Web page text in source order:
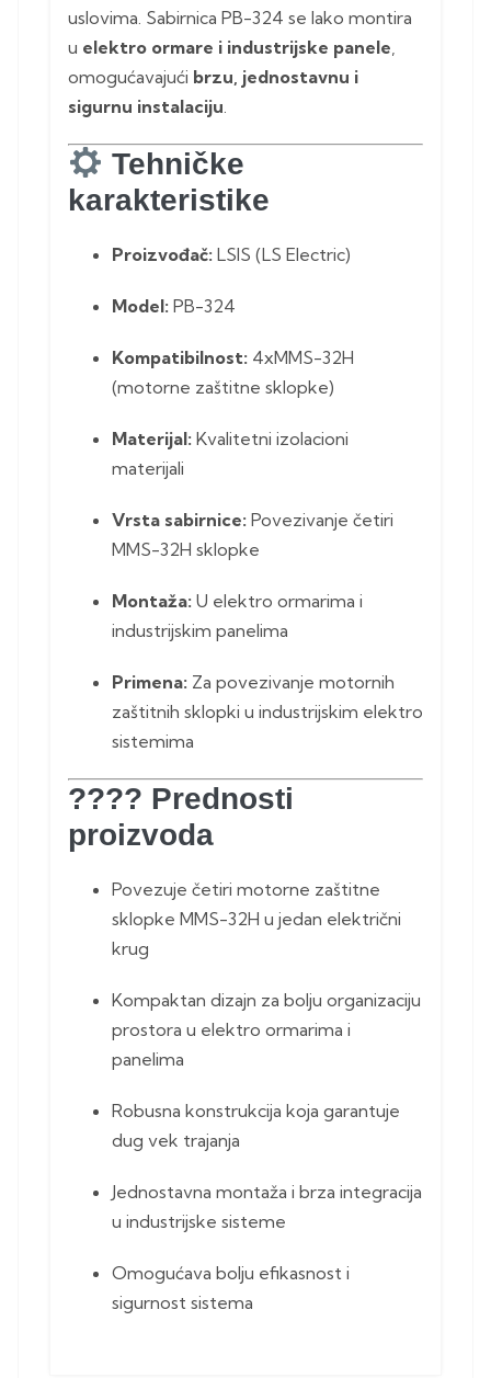
uslovima. Sabirnica PB-324 se lako montira
u elektro ormare i industrijske panele
omogućavajući brzu, jednostavnu i
sigurnu instalaciju
Tehničke
karakteristike
Proizvođač: LSIS (LS Electric)
Model: PB-324
Kompatibilnost: 4xMMS-32H
(motorne zaštitne sklopke)
Materijal: Kvalitetni izolacioni
materijali
Vrsta sabirnice: Povezivanje četiri
MMS-32H sklopke
Montaža: U elektro ormarima i
industrijskim panelima
Primena: Za povezivanje motornih
zaštitnih sklopki u industrijskim elektro
sistemima
???? Prednosti
proizvoda
Povezuje četiri motorne zaštitne
sklopke MMS-32H u jedan električni
krug
Kompaktan dizajn za bolju organizaciju
prostora u elektro ormarima i
panelima
Robusna konstrukcija koja garantuje
dug vek trajanja
Jednostavna montaža i brza integracija
u industrijske sisteme
Omogućava bolju efikasnost i
sigurnost sistema